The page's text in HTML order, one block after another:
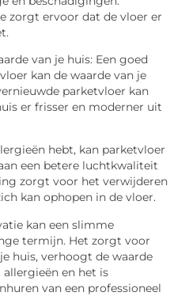
zorgt ervoor dat de vloer er
van je huis: Een goed
kan de waarde van je
parketvloer kan
er frisser en moderner uit
hebt, kan parketvloer
een betere luchtkwaliteit
zorgt voor het verwijderen
kan ophopen in de vloer.
kan een slimme
termijn. Het zorgt voor
huis, verhoogt de waarde
en het is
van een professioneel